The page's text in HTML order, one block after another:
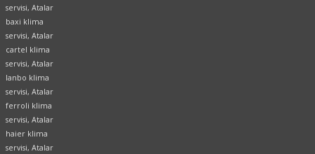
servisi, Atalar
baxi klima
servisi, Atalar
cartel klima
servisi, Atalar
lanbo klima
servisi, Atalar
ferroli klima
servisi, Atalar
haier klima
servisi, Atalar